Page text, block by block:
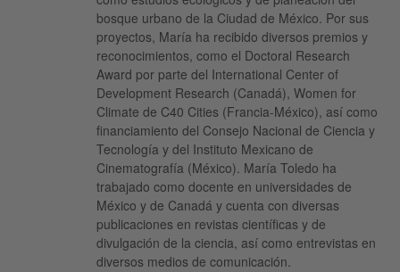
bosque urbano de la Ciudad de México. Por sus
proyectos, María ha recibido diversos premios y
reconocimientos, como el Doctoral Research
Award por parte del International Center of
Development Research (Canadá), Women for
Climate de C40 Cities (Francia-México), así como
financiamiento del Consejo Nacional de Ciencia y
Tecnología y del Instituto Mexicano de
Cinematografía (México). María Toledo ha
trabajado como docente en universidades de
México y de Canadá y cuenta con diversas
publicaciones en revistas científicas y de
divulgación de la ciencia, así como entrevistas en
diversos medios de comunicación.